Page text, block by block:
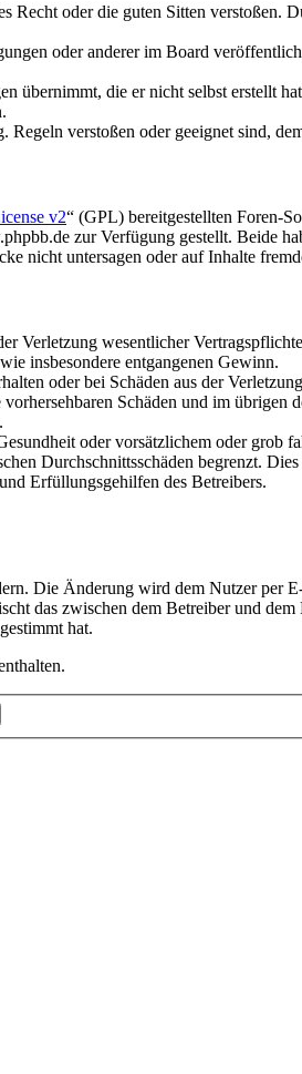
oder die guten Sitten verstoßen.
oder anderer im Board
die er nicht selbst erstellt
verstoßen oder geeignet sind,
v2“ (GPL) bereitgestellten Foren-
zur Verfügung gestellt. Beide
nicht untersagen oder auf Inhalte
Verletzung wesentlicher
insbesondere entgangenen Gewinn.
oder bei Schäden aus der
Schäden und im übrigen
oder vorsätzlichem oder grob
Durchschnittsschäden begrenzt.
Erfüllungsgehilfen des Betreibers.
Die Änderung wird dem Nutzer per
das zwischen dem Betreiber und
hat.